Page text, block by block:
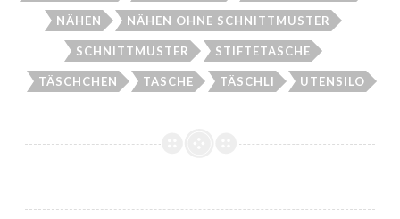
NÄHEN NÄHEN OHNE SCHNITTMUSTER
SCHNITTMUSTER STIFTETASCHE
TÄSCHCHEN TASCHE TÄSCHLI UTENSILO